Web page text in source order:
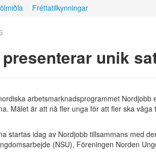
Fréttatilkynningar
unik
arbetsmarknadsprogrammet Nordjobb
Målet är att nå fler unga för att fler ska
startas idag av Nordjobb tillsammans med
(NSU), Föreningen Norden